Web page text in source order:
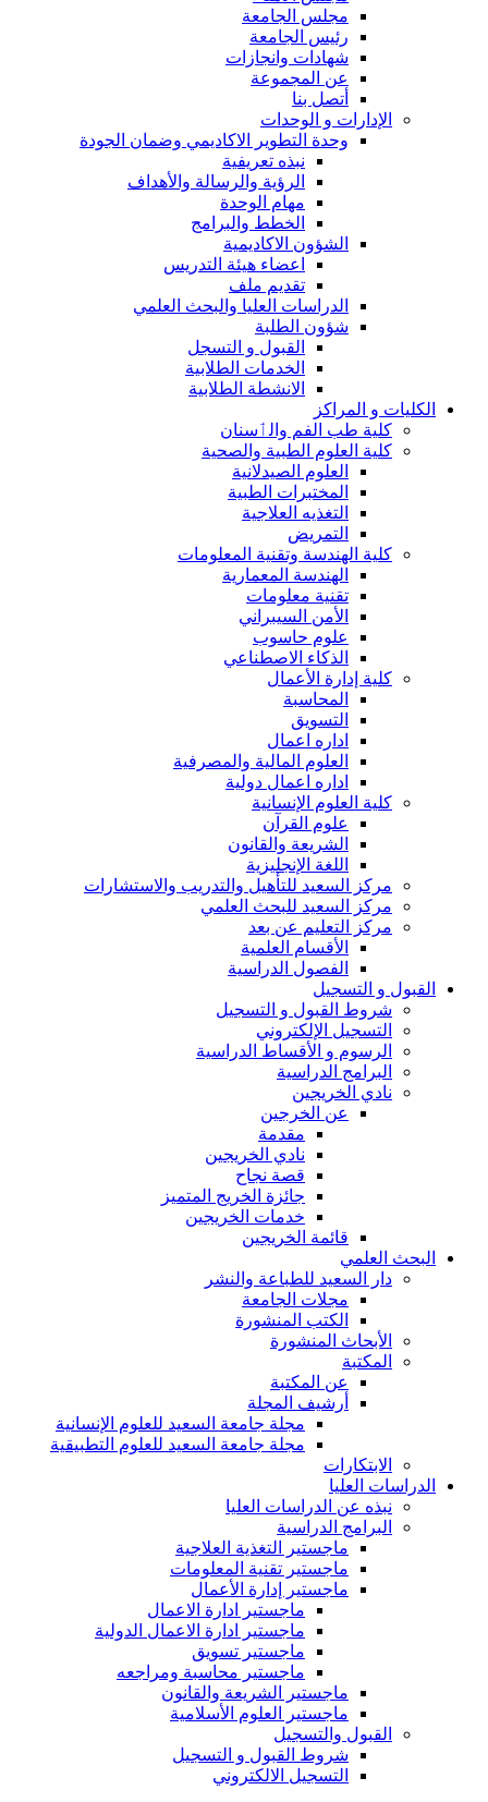
مجلس الجامعة
رئيس الجامعة
شهادات وانجازات
عن المجموعة
أتصل بنا
الإدارات و الوحدات
وحدة التطوير الاكاديمي وضمان الجودة
نبذه تعريفية
الرؤية والرسالة والأهداف
مهام الوحدة
الخطط والبرامج
الشؤون الاكاديمية
اعضاء هيئة التدريس
تقديم ملف
الدراسات العليا والبحث العلمي
شؤون الطلبة
القبول و التسجل
الخدمات الطلابية
الانشطة الطلابية
الكليات و المراكز
كلية طب الفم والٲسنان
كلية العلوم الطبية والصحية
العلوم الصيدلانية
المختبرات الطبية
التغذيه العلاجية
التمريض
كلية الهندسة وتقنية المعلومات
الهندسة المعمارية
تقنية معلومات
الأمن السيبراني
علوم حاسوب
الذكاء الاصطناعي
كلية إدارة الأعمال
المحاسبة
التسويق
اداره اعمال
العلوم المالية والمصرفية
اداره اعمال دولية
كلية العلوم الإنسانية
علوم القرآن
الشريعة والقانون
اللغة الإنجليزية
مركز السعيد للتأهيل والتدريب والاستشارات
مركز السعيد للبحث العلمي
مركز التعليم عن بعد
الأقسام العلمية
الفصول الدراسية
القبول و التسجيل
شروط القبول و التسجيل
التسجيل الإلكتروني
الرسوم و الأقساط الدراسية
البرامج الدراسية
نادي الخريجين
عن الخرجين
مقدمة
نادي الخريجين
قصة نجاح
جائزة الخريج المتميز
خدمات الخريجين
قائمة الخريجين
البحث العلمي
دار السعيد للطباعة والنشر
مجلات الجامعة
الكتب المنشورة
الأبحاث المنشورة
المكتبة
عن المكتبة
أرشيف المجلة
مجلة جامعة السعيد للعلوم الإنسانية
مجلة جامعة السعيد للعلوم التطبيقية
الابتكارات
الدراسات العليا
نبذه عن الدراسات العليا
البرامج الدراسية
ماجستير التغذية العلاجية
ماجستير تقنية المعلومات
ماجستير إدارة الأعمال
ماجستير ادارة الاعمال
ماجستير ادارة الاعمال الدولية
ماجستير تسويق
ماجستير محاسبة ومراجعه
ماجستير الشريعة والقانون
ماجستير العلوم الأسلامية
القبول والتسجيل
شروط القبول و التسجيل
التسجيل الالكتروني